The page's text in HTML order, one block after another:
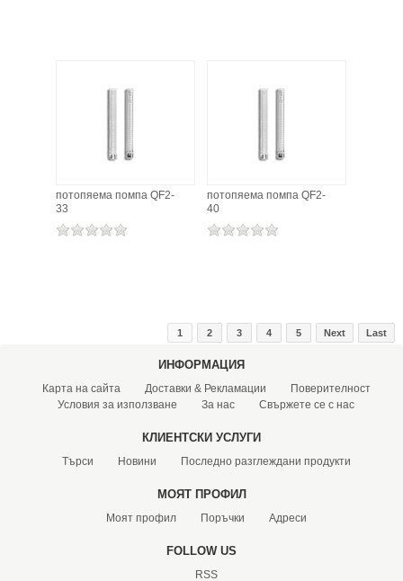
потопяема помпа QF2-
33
потопяема помпа QF2-
40
1 2 3 4 5 Next Last
ИНФОРМАЦИЯ
Карта на сайта Доставки & Рекламации
Поверителност
Условия за използване
За нас Свържете се с нас
КЛИЕНТСКИ УСЛУГИ
Търси Новини Последно разглеждани продукти
МОЯТ ПРОФИЛ
Моят профил Поръчки Адреси
FOLLOW US
RSS